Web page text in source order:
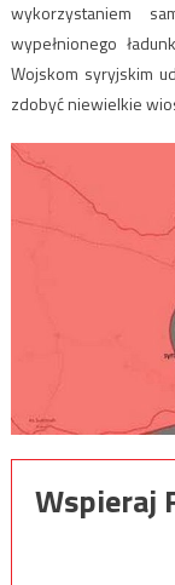
wykorzystaniem
wypełnionego
Wojskom syryjskim
zdobyć niewielkie
Wspieraj